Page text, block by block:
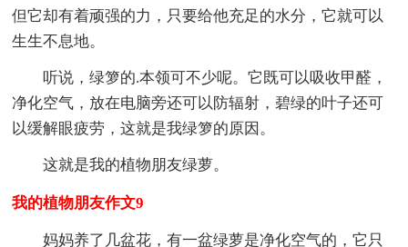
但它却有着顽强的力，只要给他充足的水分，它就可以
生生不息地。
听说，绿箩的.本领可不少呢。它既可以吸收甲醛，
净化空气，放在电脑旁还可以防辐射，碧绿的叶子还可
以缓解眼疲劳，这就是我绿箩的原因。
这就是我的植物朋友绿萝。
我的植物朋友作文9
妈妈养了几盆花，有一盆绿萝是净化空气的，它只